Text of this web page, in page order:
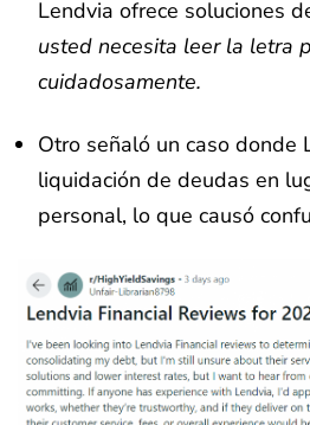
Lendvia ofrece soluciones
usted necesita leer la letra
cuidadosamente.
Otro señaló un caso donde
liquidación de deudas en
personal, lo que causó